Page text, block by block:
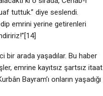
tuttuk.” diye seslendi.
emrini yerine getirenleri
bir arada yaşadılar. Bu haber
emrine kayıtsız şartsız itaat
Bayram’ı onların yaşadığı